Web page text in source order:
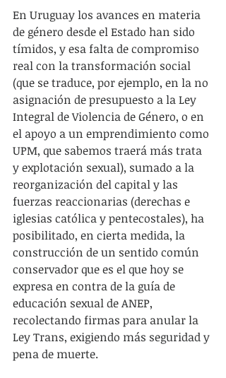
En Uruguay los avances en materia
de género desde el Estado han sido
tímidos, y esa falta de compromiso
real con la transformación social
(que se traduce, por ejemplo, en la no
asignación de presupuesto a la Ley
Integral de Violencia de Género, o en
el apoyo a un emprendimiento como
UPM, que sabemos traerá más trata
y explotación sexual), sumado a la
reorganización del capital y las
fuerzas reaccionarias (derechas e
iglesias católica y pentecostales), ha
posibilitado, en cierta medida, la
construcción de un sentido común
conservador que es el que hoy se
expresa en contra de la guía de
educación sexual de ANEP,
recolectando firmas para anular la
Ley Trans, exigiendo más seguridad y
pena de muerte.